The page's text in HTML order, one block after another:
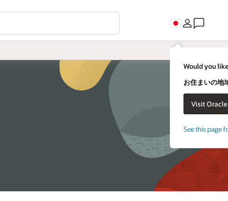
Would you
お住まいの地
See this page